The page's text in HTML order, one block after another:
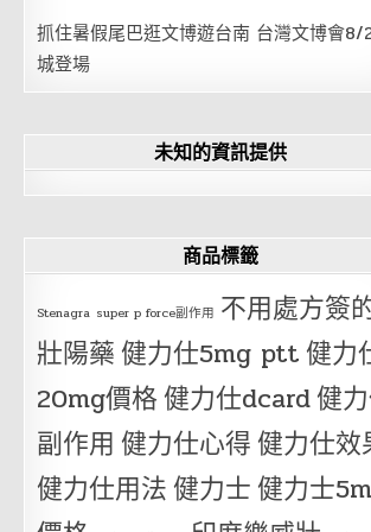
抓住暑假尾巴逛文博遊台南 台灣文博會8/
城登場
未知的資訊提供
商品標籤
Stenagra super p force副作用 不用處方簽
壯陽藥健力仕5mg ptt健力
20mg價格健力仕dcard健
副作用 健力仕心得健力仕效
健力仕用法健力士健力士